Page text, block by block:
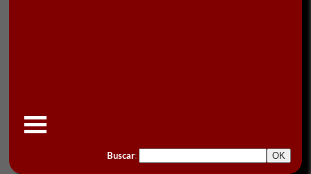
Buscar: